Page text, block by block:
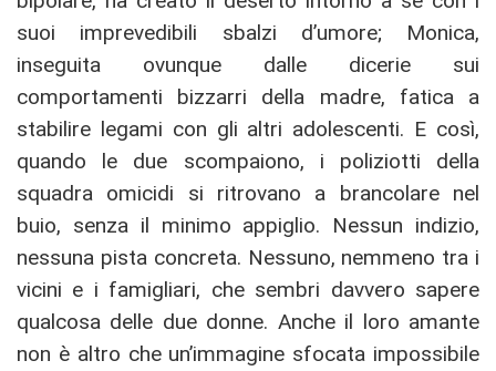
suoi imprevedibili sbalzi d’umore; Monica,
inseguita ovunque dalle dicerie sui
comportamenti bizzarri della madre, fatica a
stabilire legami con gli altri adolescenti. E così,
quando le due scompaiono, i poliziotti della
squadra omicidi si ritrovano a brancolare nel
buio, senza il minimo appiglio. Nessun indizio,
nessuna pista concreta. Nessuno, nemmeno tra i
vicini e i famigliari, che sembri davvero sapere
qualcosa delle due donne. Anche il loro amante
non è altro che un’immagine sfocata impossibile